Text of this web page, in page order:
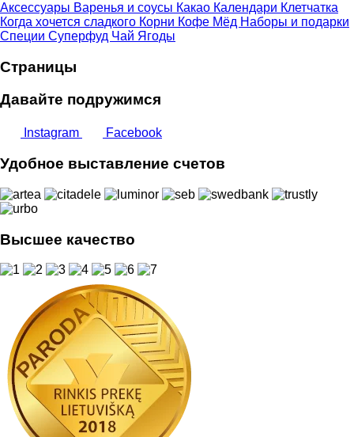
Аксессуары Варенья и соусы Какао Календари Клетчатка
Когда хочется сладкого Корни Кофе Мёд Наборы и подарки
Специи Суперфуд Чай Ягоды
Страницы
Давайте подружимся
Instagram Facebook
Удобное выставление счетов
Высшее качество